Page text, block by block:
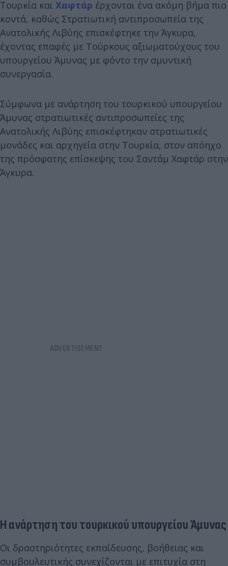
Τουρκία και Χαφτάρ έρχονται ένα ακόμη βήμα πιο
κοντά, καθώς Στρατιωτική αντιπροσωπεία της
Ανατολικής Λιβύης επισκέφτηκε την Άγκυρα,
έχοντας επαφές με Τούρκους αξιωματούχους του
υπουργείου Άμυνας με φόντο την αμυντική
συνεργασία.
Σύμφωνα με ανάρτηση του τουρκικού υπουργείου
Άμυνας στρατιωτικές αντιπροσωπείες της
Ανατολικής Λιβύης επισκέφτηκαν στρατιωτικές
μονάδες και αρχηγεία στην Τουρκία, στον απόηχο
της πρόσφατης επίσκεψης του Σαντάμ Χαφτάρ στην
Άγκυρα.
Η ανάρτηση του τουρκικού υπουργείου Άμυνας
Οι δραστηριότητες εκπαίδευσης, βοήθειας και
συμβουλευτικής συνεχίζονται με επιτυχία στη